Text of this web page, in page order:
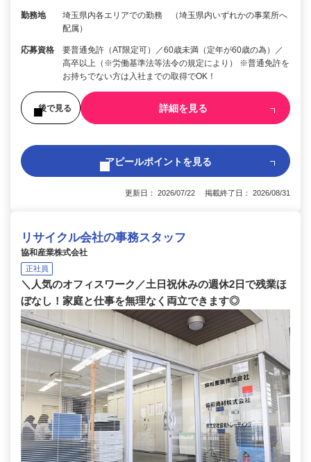
勤務地
埼玉県内各エリアでの勤務 （埼玉県内いずれかの事業所へ
配属）
応募資格
要普通免許（AT限定可）／60歳未満（定年が60歳の為）／
高卒以上（※労働基準法等法令の規定により） ※普通免許を
お持ちでない方は入社までの取得でOK！
後で見る 詳細を見る
アピールポイントを見る
更新日： 2026/07/22 掲載終了日： 2026/08/31
リサイクル会社の事務スタッフ
協和産業株式会社
正社員
＼人気のオフィスワーク／土日祝休みの週休2日で残業ほ
ぼなし！家庭と仕事を無理なく両立できます◎